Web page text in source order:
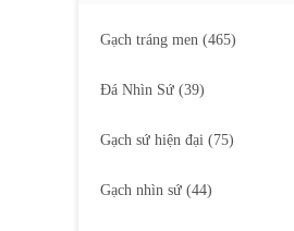
Gạch tráng men (465)
Đá Nhìn Sứ (39)
Gạch sứ hiện đại (75)
Gạch nhìn sứ (44)